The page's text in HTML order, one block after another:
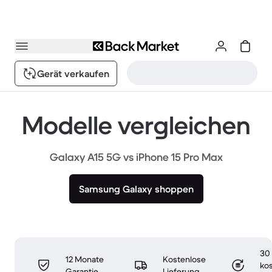
Gerät verkaufen
Modelle vergleichen
Galaxy A15 5G vs iPhone 15 Pro Max
Samsung Galaxy shoppen
12 Monate
Kostenlose
30